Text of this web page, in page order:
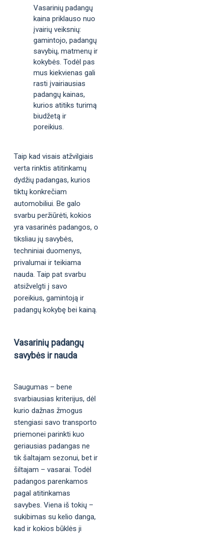
Vasarinių padangų
kaina priklauso nuo
įvairių veiksnių:
gamintojo, padangų
savybių, matmenų ir
kokybės. Todėl pas
mus kiekvienas gali
rasti įvairiausias
padangų kainas,
kurios atitiks turimą
biudžetą ir
poreikius.
Taip kad visais atžvilgiais
verta rinktis atitinkamų
dydžių padangas, kurios
tiktų konkrečiam
automobiliui. Be galo
svarbu peržiūrėti, kokios
yra vasarinės padangos, o
tiksliau jų savybės,
techniniai duomenys,
privalumai ir teikiama
nauda. Taip pat svarbu
atsižvelgti į savo
poreikius, gamintoją ir
padangų kokybę bei kainą.
Vasarinių padangų
savybės ir nauda
Saugumas – bene
svarbiausias kriterijus, dėl
kurio dažnas žmogus
stengiasi savo transporto
priemonei parinkti kuo
geriausias padangas ne
tik šaltajam sezonui, bet ir
šiltajam – vasarai. Todėl
padangos parenkamos
pagal atitinkamas
savybes. Viena iš tokių –
sukibimas su kelio danga,
kad ir kokios būklės ji